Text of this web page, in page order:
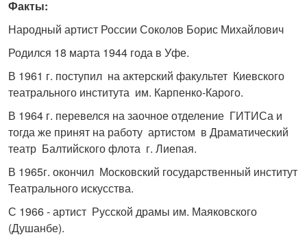
Факты:
Народный артист России Соколов Борис Михайлович
Родился 18 марта 1944 года в Уфе.
В 1961 г. поступил на актерский факультет Киевского
театрального института им. Карпенко-Карого.
В 1964 г. перевелся на заочное отделение ГИТИСа и
тогда же принят на работу артистом в Драматический
театр Балтийского флота г. Лиепая.
В 1965г. окончил Московский государственный институт
Театрального искусства.
С 1966 - артист Русской драмы им. Маяковского
(Душанбе).